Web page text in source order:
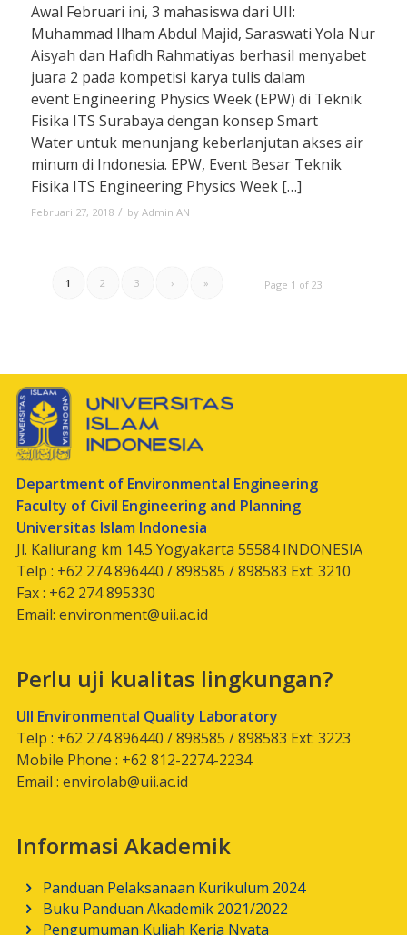
Awal Februari ini, 3 mahasiswa dari UII:
Muhammad Ilham Abdul Majid, Saraswati Yola Nur
Aisyah dan Hafidh Rahmatiyas berhasil menyabet
juara 2 pada kompetisi karya tulis dalam
event Engineering Physics Week (EPW) di Teknik
Fisika ITS Surabaya dengan konsep Smart
Water untuk menunjang keberlanjutan akses air
minum di Indonesia. EPW, Event Besar Teknik
Fisika ITS Engineering Physics Week […]
Februari 27, 2018 / by Admin AN
Page 1 of 23
1 2 3 › »
Department of Environmental Engineering
Faculty of Civil Engineering and Planning
Universitas Islam Indonesia
Jl. Kaliurang km 14.5 Yogyakarta 55584 INDONESIA
Telp : +62 274 896440 / 898585 / 898583 Ext: 3210
Fax : +62 274 895330
Email: environment@uii.ac.id
Perlu uji kualitas lingkungan?
UII Environmental Quality Laboratory
Telp : +62 274 896440 / 898585 / 898583 Ext: 3223
Mobile Phone : +62 812-2274-2234
Email : envirolab@uii.ac.id
Informasi Akademik
Panduan Pelaksanaan Kurikulum 2024
Buku Panduan Akademik 2021/2022
Pengumuman Kuliah Kerja Nyata